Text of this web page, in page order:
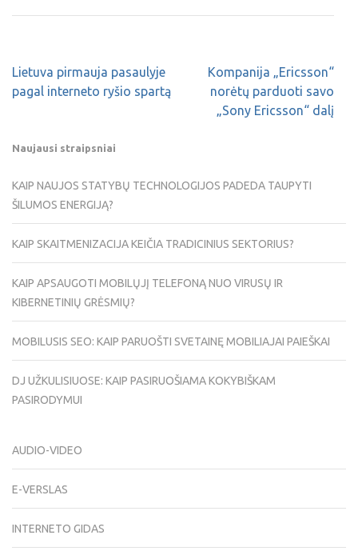
Lietuva pirmauja pasaulyje
pagal interneto ryšio spartą
Kompanija „Ericsson“
norėtų parduoti savo
„Sony Ericsson“ dalį
Naujausi straipsniai
KAIP NAUJOS STATYBŲ TECHNOLOGIJOS PADEDA TAUPYTI
ŠILUMOS ENERGIJĄ?
KAIP SKAITMENIZACIJA KEIČIA TRADICINIUS SEKTORIUS?
KAIP APSAUGOTI MOBILŲJĮ TELEFONĄ NUO VIRUSŲ IR
KIBERNETINIŲ GRĖSMIŲ?
MOBILUSIS SEO: KAIP PARUOŠTI SVETAINĘ MOBILIAJAI PAIEŠKAI
DJ UŽKULISIUOSE: KAIP PASIRUOŠIAMA KOKYBIŠKAM
PASIRODYMUI
AUDIO-VIDEO
E-VERSLAS
INTERNETO GIDAS